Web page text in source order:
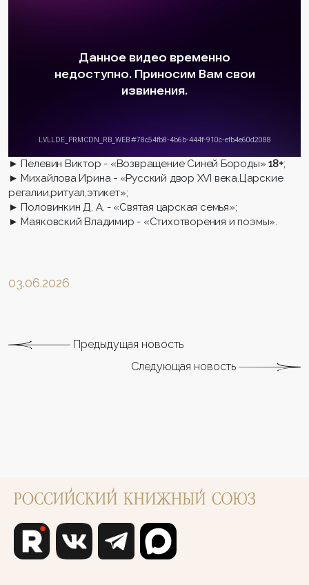
► Пелевин Виктор - «Возвращение Синей Бороды»18+;
► Михайлова Ирина - «Русский двор XVI века.Царские
регалии,ритуал,этикет»;
► Половинкин Д. А. - «Святая царская семья»;
► Маяковский Владимир - «Стихотворения и поэмы».
03.06.2026
Предыдущая новость
Следующая новость